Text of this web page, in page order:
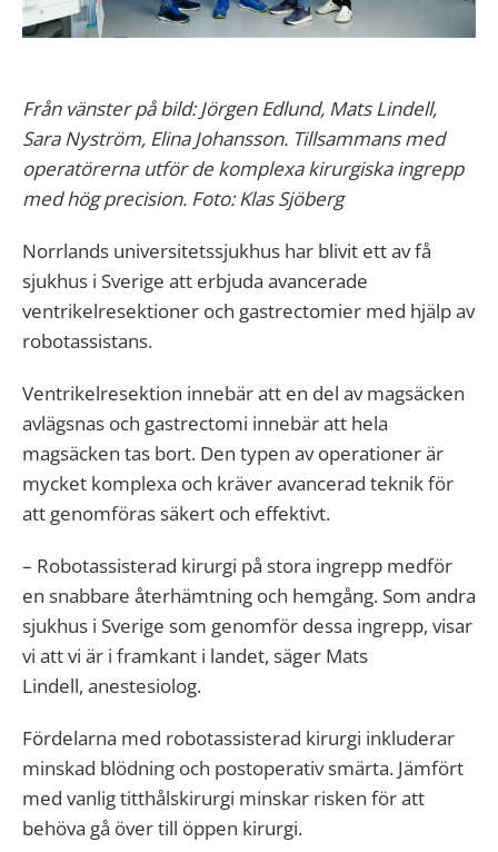
Från vänster på bild: Jörgen Edlund, Mats Lindell,
Sara Nyström, Elina Johansson. Tillsammans med
operatörerna utför de komplexa kirurgiska ingrepp
med hög precision. Foto: Klas Sjöberg
Norrlands universitetssjukhus har blivit ett av få
sjukhus i Sverige att erbjuda avancerade
ventrikelresektioner och gastrectomier med hjälp av
robotassistans.
Ventrikelresektion innebär att en del av magsäcken
avlägsnas och gastrectomi innebär att hela
magsäcken tas bort. Den typen av operationer är
mycket komplexa och kräver avancerad teknik för
att genomföras säkert och effektivt.
– Robotassisterad kirurgi på stora ingrepp medför
en snabbare återhämtning och hemgång. Som andra
sjukhus i Sverige som genomför dessa ingrepp, visar
vi att vi är i framkant i landet, säger Mats
Lindell, anestesiolog.
Fördelarna med robotassisterad kirurgi inkluderar
minskad blödning och postoperativ smärta. Jämfört
med vanlig titthålskirurgi minskar risken för att
behöva gå över till öppen kirurgi.